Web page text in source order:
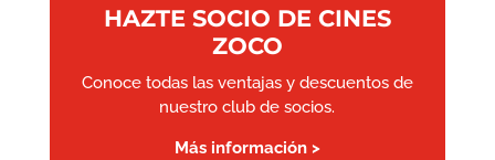
HAZTE SOCIO DE CINES
ZOCO
Conoce todas las ventajas y descuentos de
nuestro club de socios.
Más información >